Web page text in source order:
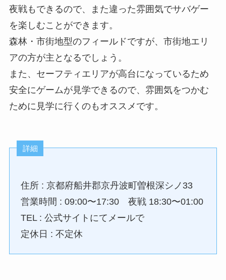
夜戦もできるので、また違った雰囲気でサバゲー
を楽しむことができます。
森林・市街地型のフィールドですが、市街地エリ
アの方が主となるでしょう。
また、セーフティエリアが高台になっているため
安全にゲームが見学できるので、雰囲気をつかむ
ために見学に行くのもオススメです。
詳細
住所 : 京都府船井郡京丹波町曽根深シノ33
営業時間 : 09:00〜17:30 夜戦 18:30〜01:00
TEL : 公式サイトにてメールで
定休日 : 不定休